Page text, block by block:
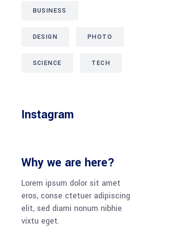
BUSINESS
DESIGN PHOTO
SCIENCE TECH
Instagram
Why we are here?
Lorem ipsum dolor sit amet
eros, conse ctetuer adipiscing
elit, sed diami nonum nibhie
vixtu eget.